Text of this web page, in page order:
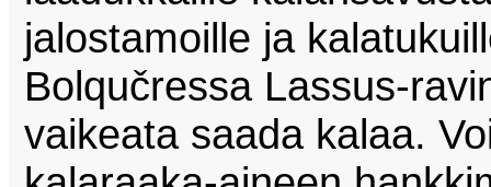
jalostamoille ja
Bolqučressa Lassus-
vaikeata saada kalaa.